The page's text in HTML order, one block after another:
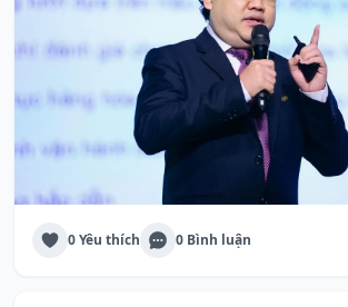
0 Yêu thích 0 Bình luận